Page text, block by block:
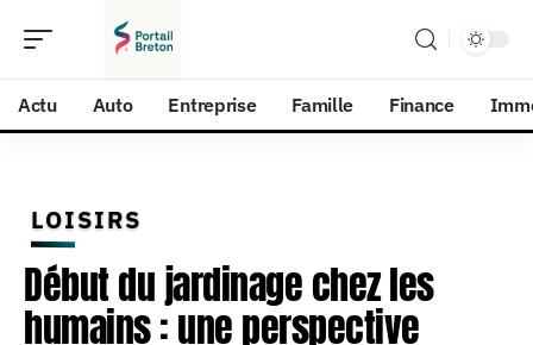
Actu Auto Entreprise Famille Finance
LOISIRS
Début du jardinage chez les
humains : une perspective